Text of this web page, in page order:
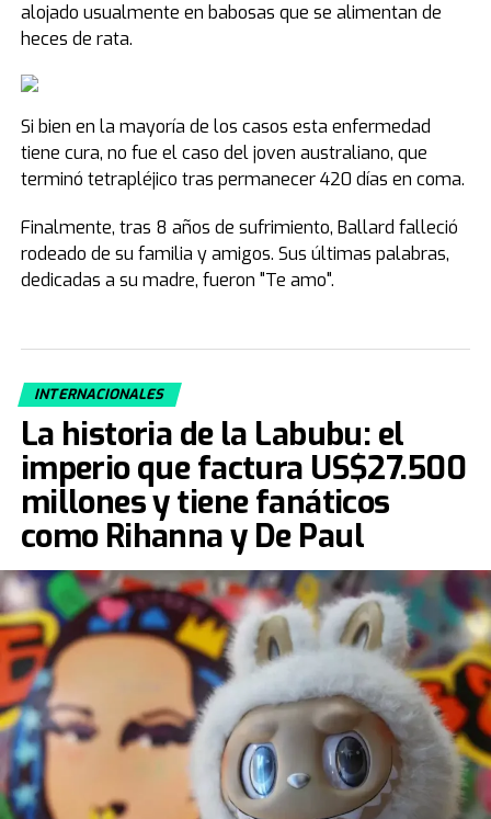
alojado usualmente en babosas que se alimentan de
heces de rata.
Si bien en la mayoría de los casos esta enfermedad
tiene cura, no fue el caso del joven australiano, que
terminó tetrapléjico tras permanecer 420 días en coma.
Finalmente, tras 8 años de sufrimiento, Ballard falleció
rodeado de su familia y amigos. Sus últimas palabras,
dedicadas a su madre, fueron "Te amo".
INTERNACIONALES
La historia de la Labubu: el
imperio que factura US$27.500
millones y tiene fanáticos
como Rihanna y De Paul